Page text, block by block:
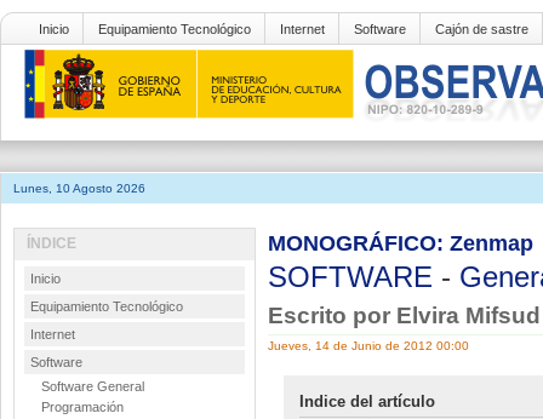
Inicio Equipamiento Tecnológico Internet Software Cajón de sastre
Lunes, 10 Agosto 2026
MONOGRÁFICO: Zenmap
SOFTWARE -
Escrito por Elvira
Jueves, 14 de Junio de 2012 00:00
Indice del artículo
ÍNDICE
Inicio
Equipamiento Tecnológico
Internet
Software
Software General
Programación